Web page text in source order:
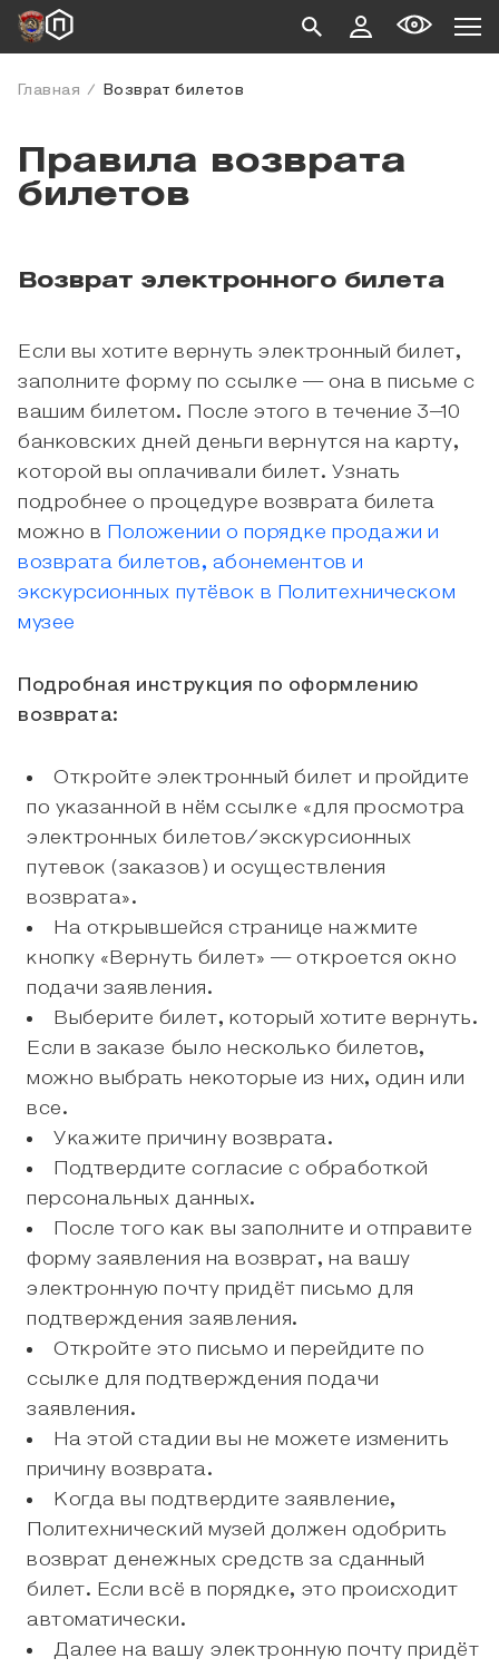
Главная Возврат билетов
Правила возврата
билетов
Возврат электронного билета
Если вы хотите вернуть электронный билет,
заполните форму по ссылке — она в письме с
вашим билетом. После этого в течение 3–10
банковских дней деньги вернутся на карту,
которой вы оплачивали билет. Узнать
подробнее о процедуре возврата билета
можно в Положении о порядке продажи и
возврата билетов, абонементов и
экскурсионных путёвок в Политехническом
музее
Подробная инструкция по оформлению
возврата:
Откройте электронный билет и пройдите
по указанной в нём ссылке «для просмотра
электронных билетов/экскурсионных
путевок (заказов) и осуществления
возврата».
На открывшейся странице нажмите
кнопку «Вернуть билет» — откроется окно
подачи заявления.
Выберите билет, который хотите вернуть.
Если в заказе было несколько билетов,
можно выбрать некоторые из них, один или
все.
Укажите причину возврата.
Подтвердите согласие с обработкой
персональных данных.
После того как вы заполните и отправите
форму заявления на возврат, на вашу
электронную почту придёт письмо для
подтверждения заявления.
Откройте это письмо и перейдите по
ссылке для подтверждения подачи
заявления.
На этой стадии вы не можете изменить
причину возврата.
Когда вы подтвердите заявление,
Политехнический музей должен одобрить
возврат денежных средств за сданный
билет. Если всё в порядке, это происходит
автоматически.
Далее на вашу электронную почту придёт